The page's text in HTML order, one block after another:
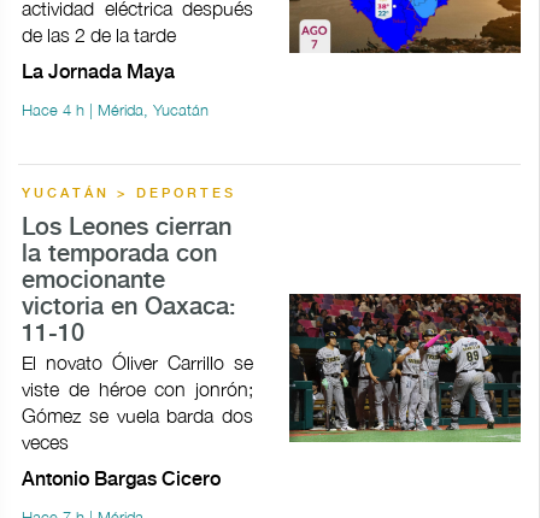
actividad eléctrica después
de las 2 de la tarde
La Jornada Maya
Hace 4 h | Mérida, Yucatán
YUCATÁN > DEPORTES
Los Leones cierran
la temporada con
emocionante
victoria en Oaxaca:
11-10
El novato Óliver Carrillo se
viste de héroe con jonrón;
Gómez se vuela barda dos
veces
Antonio Bargas Cicero